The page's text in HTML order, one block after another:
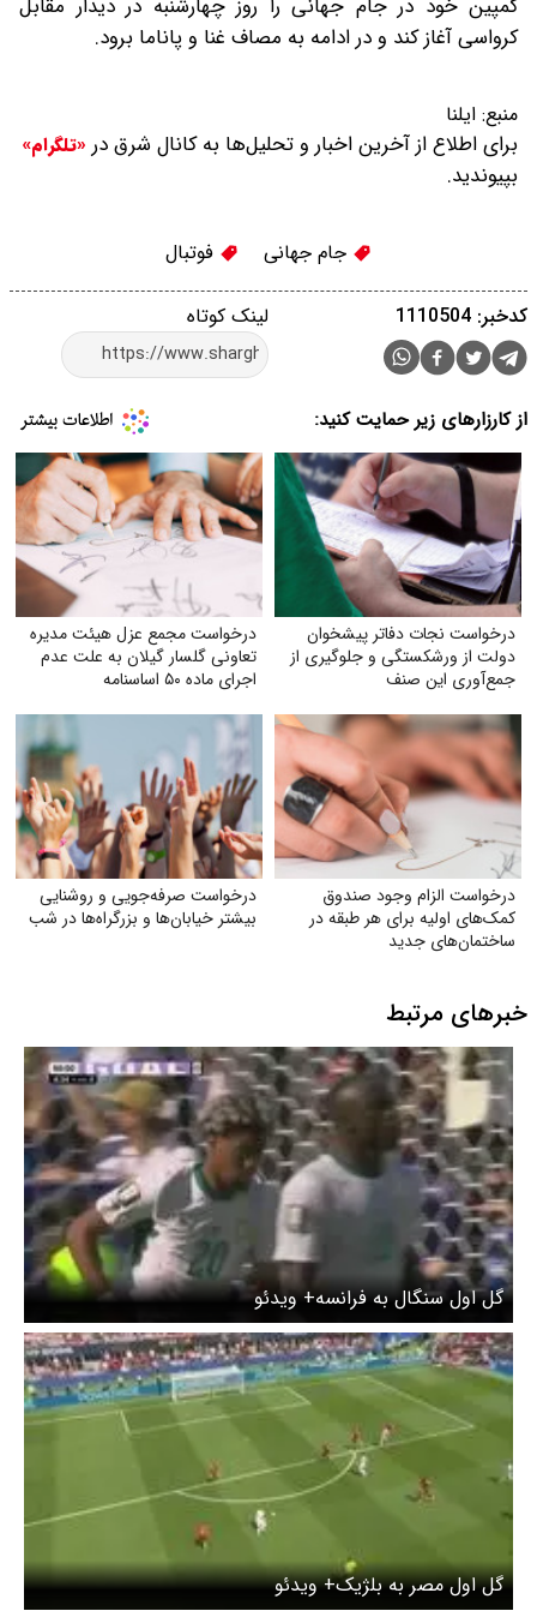
کرواسی آغاز کند و در ادامه به مصاف غنا و پاناما برود.
منبع: ایلنا
برای اطلاع از آخرین اخبار و تحلیل‌ها به کانال شرق در «تلگرام»
بپیوندید.
جام جهانی فوتبال
لینک کوتاه کدخبر: 1110504
از کارزارهای زیر حمایت کنید:
درخواست نجات دفاتر پیشخوان
دولت از ورشکستگی و جلوگیری از
جمع‌آوری این صنف
درخواست مجمع عزل هیئت مدیره
تعاونی گلسار گیلان به علت عدم
اجرای ماده ۵۰ اساسنامه
درخواست الزام وجود صندوق
کمک‌های اولیه برای هر طبقه در
ساختمان‌های جدید
درخواست صرفه‌جویی و روشنایی
بیشتر خیابان‌ها و بزرگراه‌ها در شب
خبرهای مرتبط
گل اول سنگال به فرانسه+ ویدئو
گل اول مصر به بلژیک+ ویدئو